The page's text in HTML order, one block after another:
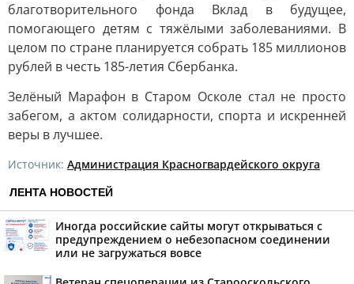
благотворительного фонда Вклад в будущее,
помогающего детям с тяжёлыми заболеваниями. В
целом по стране планируется собрать 185 миллионов
рублей в честь 185-летия Сбербанка.
Зелёный Марафон в Старом Осколе стал не просто
забегом, а актом солидарности, спорта и искренней
веры в лучшее.
Источник: Администрация Красногвардейского округа
ЛЕНТА НОВОСТЕЙ
Иногда российские сайты могут открываться с
предупреждением о небезопасном соединении
или не загружаться вовсе